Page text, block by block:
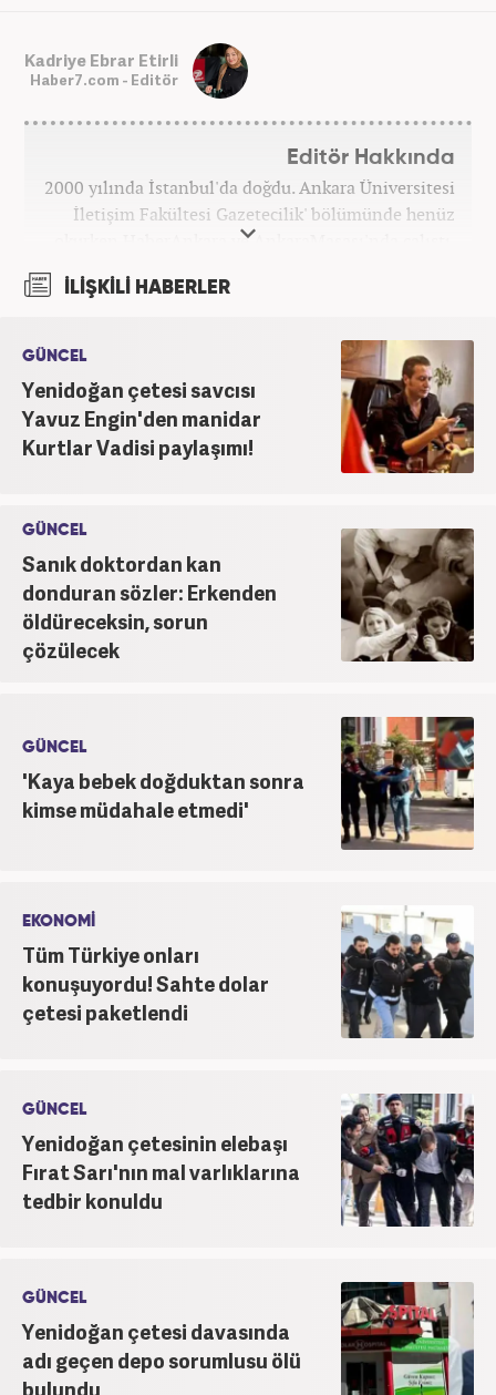
Kadriye Ebrar Etirli
Haber7.com - Editör
Editör Hakkında
2000 yılında İstanbul'da doğdu. Ankara Üniversitesi
İletişim Fakültesi Gazetecilik' bölümünde henüz
okurken HaberAnkara ve AnkaraMasası'nda çalıştı.
2022 yılındaki mezuniyetinin ardından Beyaz TV'de
'Haber Editörü' pozisyonunda görev aldı. 2024
Editörü kariyerine devam etmektedir.
İLİŞKİLİ HABERLER
GÜNCEL
Yenidoğan çetesi savcısı
Yavuz Engin'den manidar
Kurtlar Vadisi paylaşımı!
GÜNCEL
Sanık doktordan kan
donduran sözler: Erkenden
öldüreceksin, sorun
çözülecek
GÜNCEL
'Kaya bebek doğduktan sonra
kimse müdahale etmedi'
EKONOMİ
Tüm Türkiye onları
konuşuyordu! Sahte dolar
çetesi paketlendi
GÜNCEL
Yenidoğan çetesinin elebaşı
Fırat Sarı'nın mal varlıklarına
tedbir konuldu
GÜNCEL
Yenidoğan çetesi davasında
adı geçen depo sorumlusu ölü
bulundu